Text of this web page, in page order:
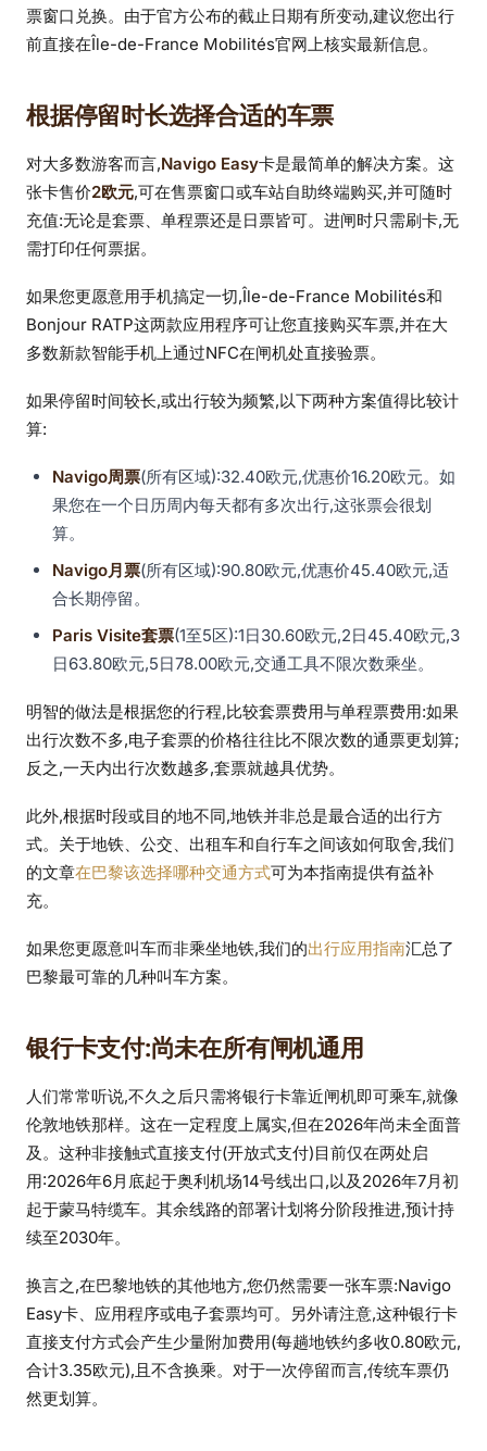
票窗口兑换。由于官方公布的截止日期有所变动,建议您出行
前直接在Île-de-France Mobilités官网上核实最新信息。
根据停留时长选择合适的车票
对大多数游客而言,Navigo Easy卡是最简单的解决方案。这
张卡售价2欧元,可在售票窗口或车站自助终端购买,并可随时
充值:无论是套票、单程票还是日票皆可。进闸时只需刷卡,无
需打印任何票据。
如果您更愿意用手机搞定一切,Île-de-France Mobilités和
Bonjour RATP这两款应用程序可让您直接购买车票,并在大
多数新款智能手机上通过NFC在闸机处直接验票。
如果停留时间较长,或出行较为频繁,以下两种方案值得比较计
算:
Navigo周票(所有区域):32.40欧元,优惠价16.20欧元。如
果您在一个日历周内每天都有多次出行,这张票会很划
算。
Navigo月票(所有区域):90.80欧元,优惠价45.40欧元,适
合长期停留。
Paris Visite套票(1至5区):1日30.60欧元,2日45.40欧元,3
日63.80欧元,5日78.00欧元,交通工具不限次数乘坐。
明智的做法是根据您的行程,比较套票费用与单程票费用:如果
出行次数不多,电子套票的价格往往比不限次数的通票更划算;
反之,一天内出行次数越多,套票就越具优势。
此外,根据时段或目的地不同,地铁并非总是最合适的出行方
式。关于地铁、公交、出租车和自行车之间该如何取舍,我们
的文章在巴黎该选择哪种交通方式可为本指南提供有益补
充。
如果您更愿意叫车而非乘坐地铁,我们的出行应用指南汇总了
巴黎最可靠的几种叫车方案。
银行卡支付:尚未在所有闸机通用
人们常常听说,不久之后只需将银行卡靠近闸机即可乘车,就像
伦敦地铁那样。这在一定程度上属实,但在2026年尚未全面普
及。这种非接触式直接支付(开放式支付)目前仅在两处启
用:2026年6月底起于奥利机场14号线出口,以及2026年7月初
起于蒙马特缆车。其余线路的部署计划将分阶段推进,预计持
续至2030年。
换言之,在巴黎地铁的其他地方,您仍然需要一张车票:Navigo
Easy卡、应用程序或电子套票均可。另外请注意,这种银行卡
直接支付方式会产生少量附加费用(每趟地铁约多收0.80欧元,
合计3.35欧元),且不含换乘。对于一次停留而言,传统车票仍
然更划算。